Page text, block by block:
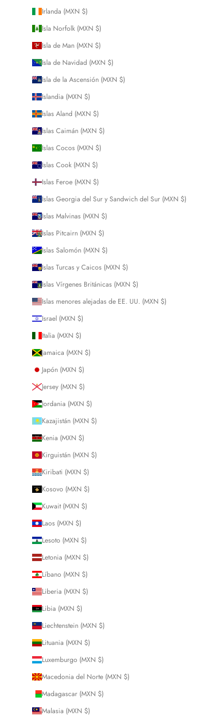
Irlanda (MXN $)
Isla Norfolk (MXN $)
Isla de Man (MXN $)
Isla de Navidad (MXN $)
Isla de la Ascensión (MXN $)
Islandia (MXN $)
Islas Aland (MXN $)
Islas Caimán (MXN $)
Islas Cocos (MXN $)
Islas Cook (MXN $)
Islas Feroe (MXN $)
Islas Georgia del Sur y Sandwich del Sur (MXN $)
Islas Malvinas (MXN $)
Islas Pitcairn (MXN $)
Islas Salomón (MXN $)
Islas Turcas y Caicos (MXN $)
Islas Vírgenes Británicas (MXN $)
Islas menores alejadas de EE. UU. (MXN $)
Israel (MXN $)
Italia (MXN $)
Jamaica (MXN $)
Japón (MXN $)
Jersey (MXN $)
Jordania (MXN $)
Kazajistán (MXN $)
Kenia (MXN $)
Kirguistán (MXN $)
Kiribati (MXN $)
Kosovo (MXN $)
Kuwait (MXN $)
Laos (MXN $)
Lesoto (MXN $)
Letonia (MXN $)
Líbano (MXN $)
Liberia (MXN $)
Libia (MXN $)
Liechtenstein (MXN $)
Lituania (MXN $)
Luxemburgo (MXN $)
Macedonia del Norte (MXN $)
Madagascar (MXN $)
Malasia (MXN $)